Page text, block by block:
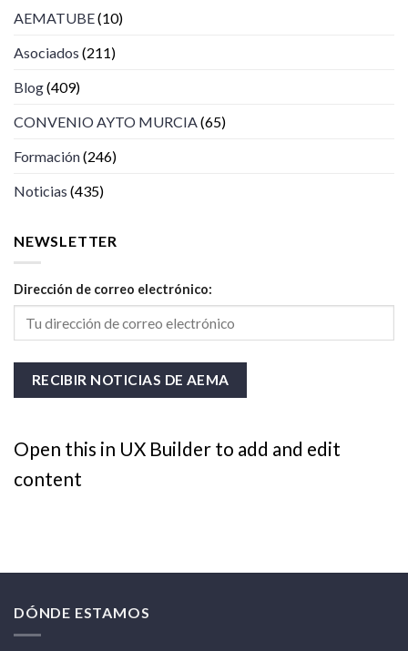
AEMATUBE(10)
Asociados (211)
Blog(409)
CONVENIO AYTO MURCIA(65)
Formación(246)
Noticias (435)
NEWSLETTER
Dirección de correo electrónico:
Open this in UX Builder to add and edit
content
DÓNDE ESTAMOS